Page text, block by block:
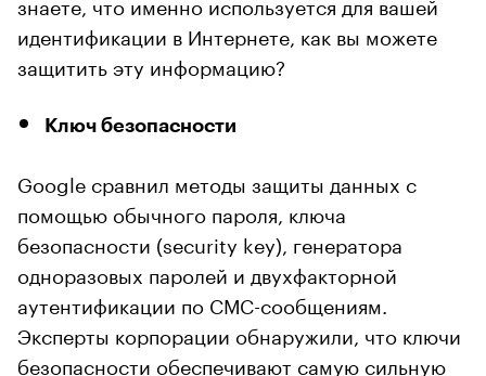
идентификации в Интернете, как вы можете
защитить эту информацию?
Ключ безопасности
Google сравнил методы защиты данных с
помощью обычного пароля, ключа
безопасности (security key), генератора
одноразовых паролей и двухфакторной
аутентификации по СМС-сообщениям.
Эксперты корпорации обнаружили, что ключи
безопасности обеспечивают самую сильную